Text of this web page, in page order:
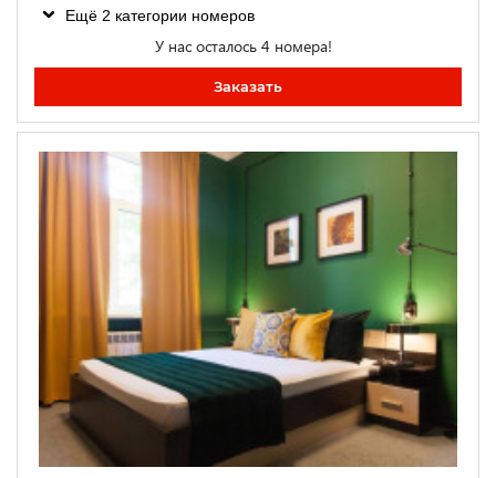
Ещё 2 категории номеров
У нас осталось 4 номера!
Заказать